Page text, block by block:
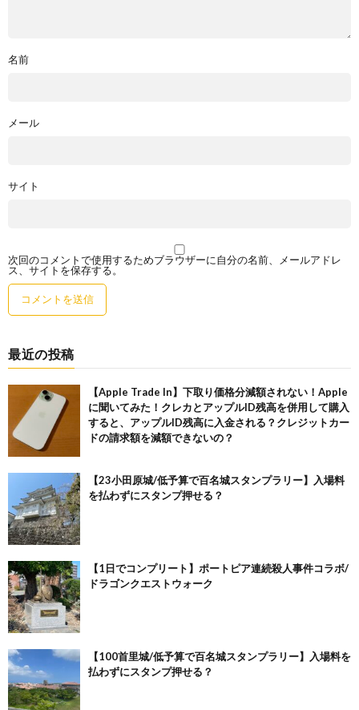
名前
メール
サイト
次回のコメントで使用するためブラウザーに自分の名前、メールアドレ
ス、サイトを保存する。
最近の投稿
【Apple Trade In】下取り価格分減額されない！Apple
に聞いてみた！クレカとアップルID残高を併用して購入
すると、アップルID残高に入金される？クレジットカー
ドの請求額を減額できないの？
【23小田原城/低予算で百名城スタンプラリー】入場料
を払わずにスタンプ押せる？
【1日でコンプリート】ポートピア連続殺人事件コラボ/
ドラゴンクエストウォーク
【100首里城/低予算で百名城スタンプラリー】入場料を
払わずにスタンプ押せる？